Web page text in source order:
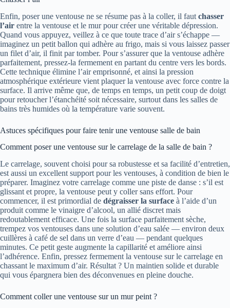
Enfin, poser une ventouse ne se résume pas à la coller, il faut chasser
l’air entre la ventouse et le mur pour créer une véritable dépression.
Quand vous appuyez, veillez à ce que toute trace d’air s’échappe —
imaginez un petit ballon qui adhère au frigo, mais si vous laissez passer
un filet d’air, il finit par tomber. Pour s’assurer que la ventouse adhère
parfaitement, pressez-la fermement en partant du centre vers les bords.
Cette technique élimine l’air emprisonné, et ainsi la pression
atmosphérique extérieure vient plaquer la ventouse avec force contre la
surface. Il arrive même que, de temps en temps, un petit coup de doigt
pour retoucher l’étanchéité soit nécessaire, surtout dans les salles de
bains très humides où la température varie souvent.
Astuces spécifiques pour faire tenir une ventouse salle de bain
Comment poser une ventouse sur le carrelage de la salle de bain ?
Le carrelage, souvent choisi pour sa robustesse et sa facilité d’entretien,
est aussi un excellent support pour les ventouses, à condition de bien le
préparer. Imaginez votre carrelage comme une piste de danse : s’il est
glissant et propre, la ventouse peut y coller sans effort. Pour
commencer, il est primordial de dégraisser la surface à l’aide d’un
produit comme le vinaigre d’alcool, un allié discret mais
redoutablement efficace. Une fois la surface parfaitement sèche,
trempez vos ventouses dans une solution d’eau salée — environ deux
cuillères à café de sel dans un verre d’eau — pendant quelques
minutes. Ce petit geste augmente la capillarité et améliore ainsi
l’adhérence. Enfin, pressez fermement la ventouse sur le carrelage en
chassant le maximum d’air. Résultat ? Un maintien solide et durable
qui vous épargnera bien des déconvenues en pleine douche.
Comment coller une ventouse sur un mur peint ?